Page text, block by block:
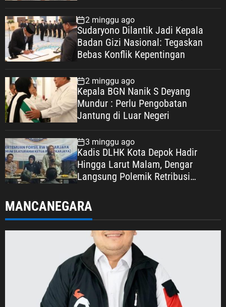
2 minggu ago
Sudaryono Dilantik Jadi Kepala
Badan Gizi Nasional: Tegaskan
Bebas Konflik Kepentingan
2 minggu ago
Kepala BGN Nanik S Deyang
Mundur : Perlu Pengobatan
Jantung di Luar Negeri
3 minggu ago
Kadis DLHK Kota Depok Hadir
Hingga Larut Malam, Dengar
Langsung Polemik Retribusi
MANCANEGARA